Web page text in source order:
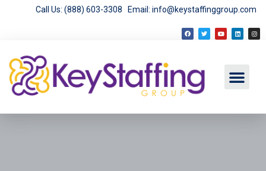
Call Us: (888) 603-3308 Email: info@keystaffinggroup.com